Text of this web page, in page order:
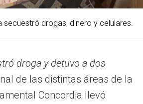
secuestró drogas, dinero y celulares.
droga y detuvo a dos
de las distintas áreas de la
Concordia llevó